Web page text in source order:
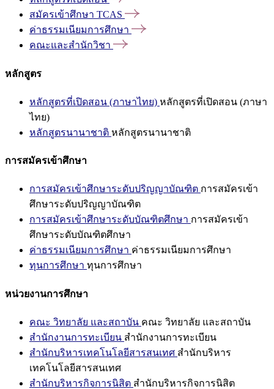
สมัครเข้าศึกษา TCAS
ค่าธรรมเนียมการศึกษา
คณะและสำนักวิชา
หลักสูตร
หลักสูตรที่เปิดสอน (ภาษาไทย) หลักสูตรที่เปิดสอน (ภาษา
ไทย)
หลักสูตรนานาชาติ หลักสูตรนานาชาติ
การสมัครเข้าศึกษา
การสมัครเข้าศึกษาระดับปริญญาบัณฑิต การสมัครเข้า
ศึกษาระดับปริญญาบัณฑิต
การสมัครเข้าศึกษาระดับบัณฑิตศึกษา การสมัครเข้า
ศึกษาระดับบัณฑิตศึกษา
ค่าธรรมเนียมการศึกษา ค่าธรรมเนียมการศึกษา
ทุนการศึกษา ทุนการศึกษา
หน่วยงานการศึกษา
คณะ วิทยาลัย และสถาบัน คณะ วิทยาลัย และสถาบัน
สำนักงานการทะเบียน สำนักงานการทะเบียน
สำนักบริหารเทคโนโลยีสารสนเทศ สำนักบริหาร
เทคโนโลยีสารสนเทศ
สำนักบริหารกิจการนิสิต สำนักบริหารกิจการนิสิต